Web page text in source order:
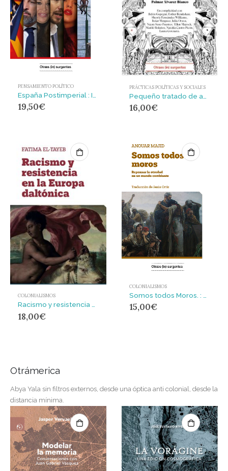
PENSAMIENTO POLÍTICO
19,50€
PRÁCTICAS POLÍTICAS Y SOCIALES
16,00€
COLONIALISMOS
18,00€
COLONIALISMOS
15,00€
Otrámerica
Abya Yala sin filtros externos, desde una óptica anti colonial, desde la
distancia mínima.